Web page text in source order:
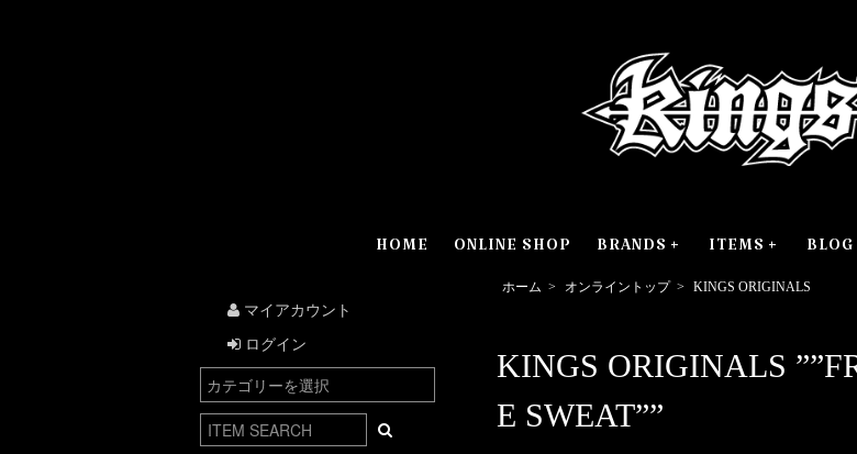
HOME ONLINE SHOP BRANDS ITEMS BLOG
ホーム > オンライントップ > KINGS ORIGINALS
KINGS ORIGINALS
E SWEAT””
マイアカウント
ログイン